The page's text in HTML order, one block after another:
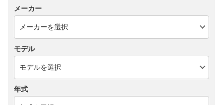
メーカー
モデル
年式